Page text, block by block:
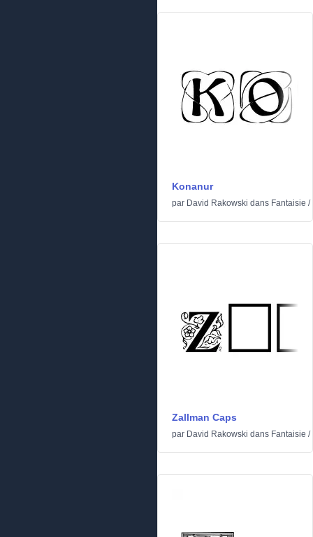
Konanur
par David Rakowski dans Fantaisie /
Zallman Caps
par David Rakowski dans Fantaisie /